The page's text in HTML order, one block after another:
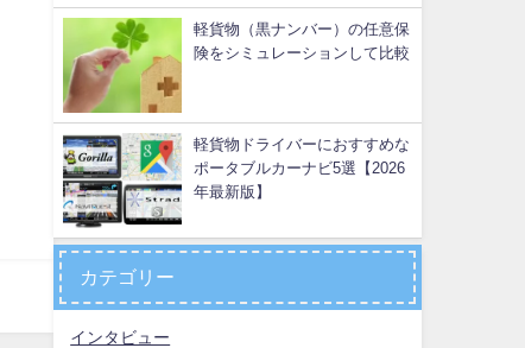
軽貨物（黒ナンバー）の任意保
険をシミュレーションして比較
軽貨物ドライバーにおすすめな
ポータブルカーナビ5選【2026
年最新版】
カテゴリー
インタビュー